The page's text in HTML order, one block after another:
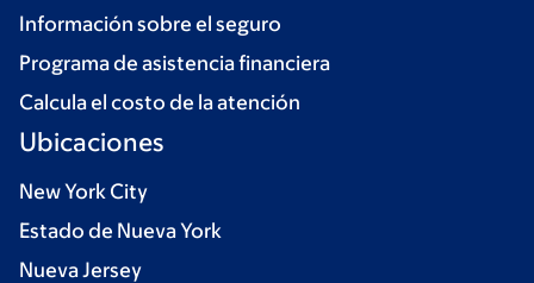
Información sobre el seguro
Programa de asistencia financiera
Calcula el costo de la atención
Ubicaciones
New York City
Estado de Nueva York
Nueva Jersey